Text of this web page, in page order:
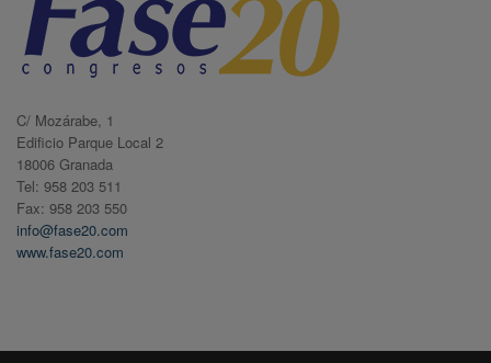
C/ Mozárabe, 1
Edificio Parque Local 2
18006 Granada
Tel: 958 203 511
Fax: 958 203 550
info@fase20.com
www.fase20.com